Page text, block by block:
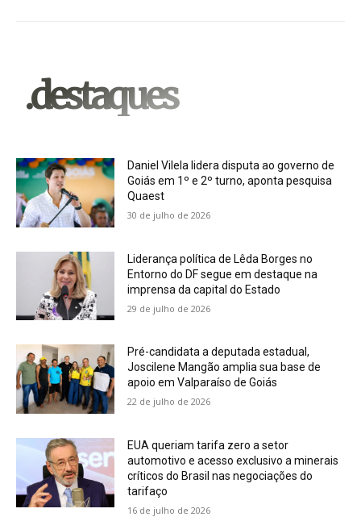
.destaques
Daniel Vilela lidera disputa ao governo de
Goiás em 1º e 2º turno, aponta pesquisa
Quaest
30 de julho de 2026
Liderança política de Lêda Borges no
Entorno do DF segue em destaque na
imprensa da capital do Estado
29 de julho de 2026
Pré-candidata a deputada estadual,
Joscilene Mangão amplia sua base de
apoio em Valparaíso de Goiás
22 de julho de 2026
EUA queriam tarifa zero a setor
automotivo e acesso exclusivo a minerais
críticos do Brasil nas negociações do
tarifaço
16 de julho de 2026